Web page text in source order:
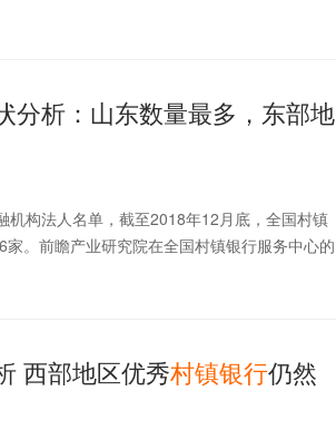
分析：山东数量最多，东部地
构法人名单，截至2018年12月底，全国村镇
。前瞻产业研究院在全国村镇银行服务中心的
西部地区优秀村镇银行仍然